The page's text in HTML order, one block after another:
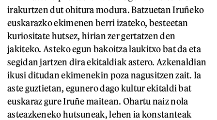
irakurtzen dut ohitura modura. Batzuetan Iruñeko
euskarazko ekimenen berri izateko, besteetan
kuriositate hutsez, hirian zer gertatzen den
jakiteko. Asteko egun bakoitza laukitxo bat da eta
segidan jartzen dira ekitaldiak astero. Azkenaldian
ikusi ditudan ekimenekin poza nagusitzen zait. Ia
aste guztietan, egunero dago kultur ekitaldi bat
euskaraz gure Iruñe maitean. Ohartu naiz nola
asteazkeneko hutsuneak, lehen ia konstanteak